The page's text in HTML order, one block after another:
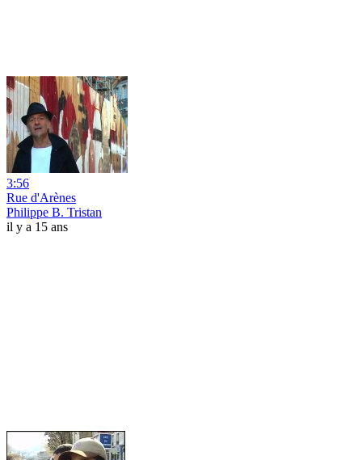
3:56
Rue d'Arènes
Philippe B. Tristan
il y a 15 ans